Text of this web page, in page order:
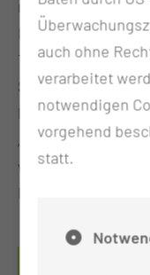
medikamentöser
Durch die
Testverfahren
Schmerzarten
lokalisieren. Am
„beruflicher
werden
Pflegefachmann
WELCHE
auch ohne
verarbeitet
notwendigen
vorgehend
statt.